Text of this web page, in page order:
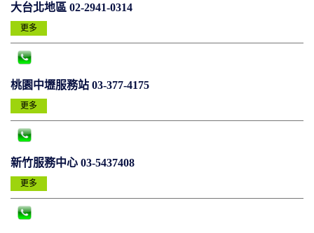
大台北地區 02-2941-0314
更多
桃園中壢服務站 03-377-4175
更多
新竹服務中心 03-5437408
更多